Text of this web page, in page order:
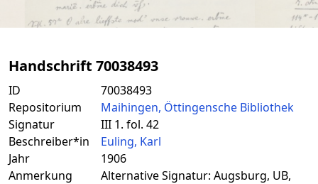
Handschrift 70038493
ID
70038493
Repositorium
Maihingen, Öttingensche Bibliothek
Signatur
III 1. fol. 42
Beschreiber*in
Euling, Karl
Jahr
1906
Anmerkung
Alternative Signatur: Augsburg, UB,